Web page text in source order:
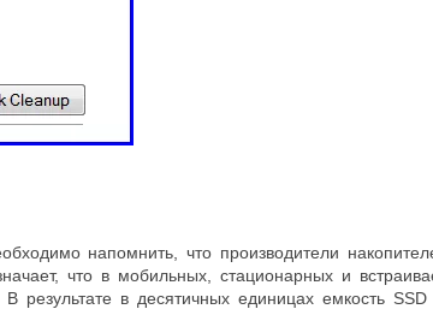
напомнить, что производители
что в мобильных, стационарных и
в десятичных единицах емкость